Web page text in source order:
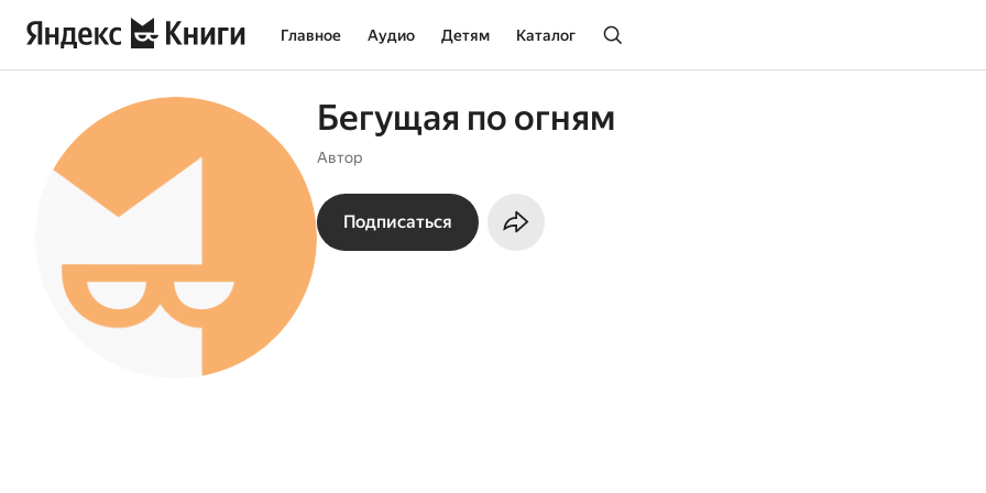
Главное Аудио Детям Каталог
Бегущая по огням
Автор
Подписаться